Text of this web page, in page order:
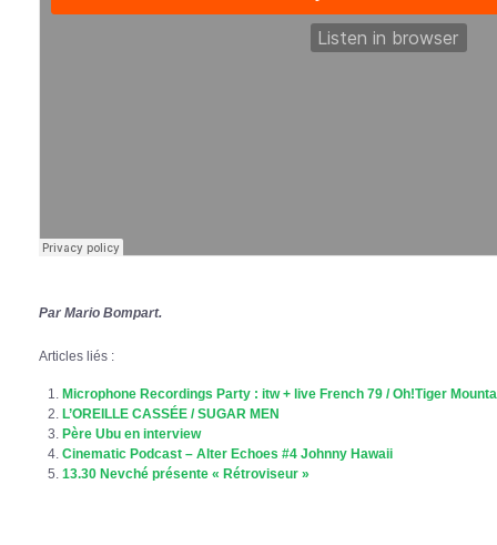
Par Mario Bompart.
Articles liés :
Microphone Recordings Party : itw + live French 79 / Oh!Tiger
L’OREILLE CASSÉE / SUGAR MEN
Père Ubu en interview
Cinematic Podcast – Alter Echoes #4 Johnny Hawaii
13.30 Nevché présente « Rétroviseur »